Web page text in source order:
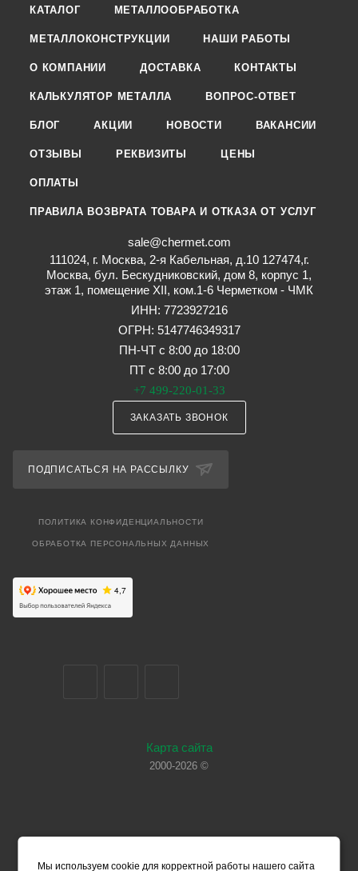
КАТАЛОГ МЕТАЛЛООБРАБОТКА
МЕТАЛЛОКОНСТРУКЦИИ НАШИ РАБОТЫ
О КОМПАНИИ ДОСТАВКА КОНТАКТЫ
КАЛЬКУЛЯТОР МЕТАЛЛА ВОПРОС-ОТВЕТ
БЛОГ АКЦИИ НОВОСТИ ВАКАНСИИ
ОТЗЫВЫ РЕКВИЗИТЫ ЦЕНЫ
ОПЛАТЫ
ПРАВИЛА ВОЗВРАТА ТОВАРА И ОТКАЗА ОТ УСЛУГ
sale@chermet.com
111024, г. Москва, 2-я Кабельная, д.10 127474,г.
Москва, бул. Бескудниковский, дом 8, корпус 1,
этаж 1, помещение XII, ком.1-6 Черметком - ЧМК
ИНН: 7723927216
ОГРН: 5147746349317
ПН-ЧТ с 8:00 до 18:00
ПТ с 8:00 до 17:00
+7 499-220-01-33
ЗАКАЗАТЬ ЗВОНОК
ПОДПИСАТЬСЯ НА РАССЫЛКУ
ПОЛИТИКА КОНФИДЕНЦИАЛЬНОСТИ
ОБРАБОТКА ПЕРСОНАЛЬНЫХ ДАННЫХ
Карта сайта
2000-2026 ©
Мы используем cookie для корректной работы нашего сайта